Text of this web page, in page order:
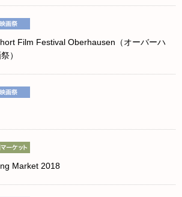
Film Festival Oberhausen（オーバーハ
）
Market 2018